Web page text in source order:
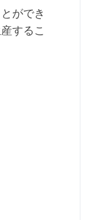
ができ
するこ